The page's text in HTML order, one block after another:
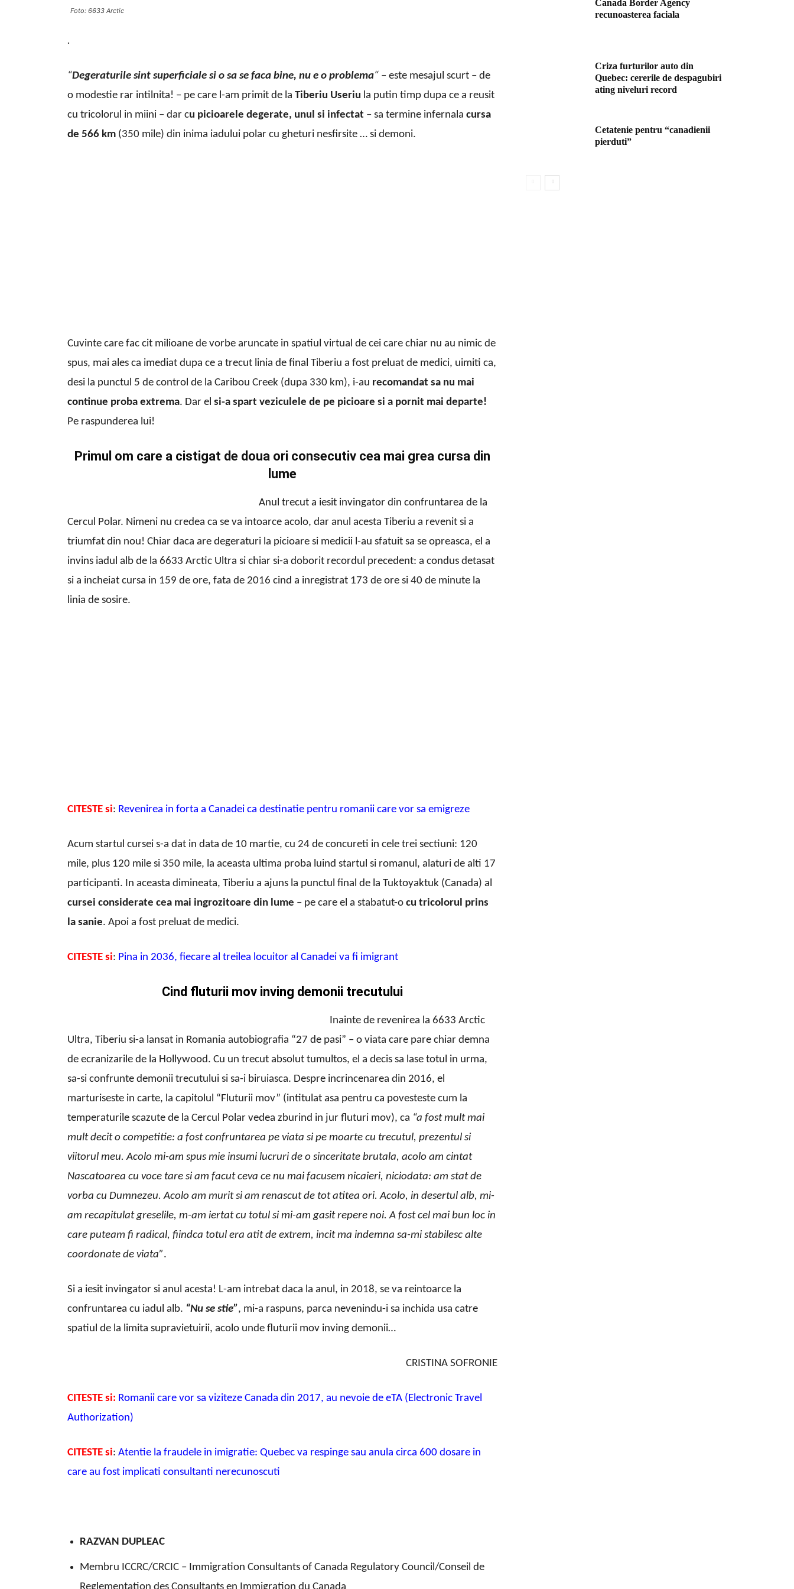
Foto: 6633 Arctic
.
“Degeraturile sint superficiale si o sa se faca bine, nu e o problema“ – este mesajul scurt – de
o modestie rar intilnita! – pe care l-am primit de la Tiberiu Useriu la putin timp dupa ce a reusit
cu tricolorul in miini – dar cu picioarele degerate, unul si infectat – sa termine infernala cursa
de 566 km (350 mile) din inima iadului polar cu gheturi nesfirsite … si demoni.
Cuvinte care fac cit milioane de vorbe aruncate in spatiul virtual de cei care chiar nu au nimic de
spus, mai ales ca imediat dupa ce a trecut linia de final Tiberiu a fost preluat de medici, uimiti ca,
desi la punctul 5 de control de la Caribou Creek (dupa 330 km), i-au recomandat sa nu mai
continue proba extrema. Dar el si-a spart veziculele de pe picioare si a pornit mai departe!
Pe raspunderea lui!
Primul om care a cistigat de doua ori consecutiv cea mai grea cursa din
lume
Anul trecut a iesit invingator din confruntarea de la
Cercul Polar. Nimeni nu credea ca se va intoarce acolo, dar anul acesta Tiberiu a revenit si a
triumfat din nou! Chiar daca are degeraturi la picioare si medicii l-au sfatuit sa se opreasca, el a
invins iadul alb de la 6633 Arctic Ultra si chiar si-a doborit recordul precedent: a condus detasat
si a incheiat cursa in 159 de ore, fata de 2016 cind a inregistrat 173 de ore si 40 de minute la
linia de sosire.
CITESTE si: Revenirea in forta a Canadei ca destinatie pentru romanii care vor sa emigreze
Acum startul cursei s-a dat in data de 10 martie, cu 24 de concureti in cele trei sectiuni: 120
mile, plus 120 mile si 350 mile, la aceasta ultima proba luind startul si romanul, alaturi de alti 17
participanti. In aceasta dimineata, Tiberiu a ajuns la punctul final de la Tuktoyaktuk (Canada) al
cursei considerate cea mai ingrozitoare din lume – pe care el a stabatut-o cu tricolorul prins
la sanie. Apoi a fost preluat de medici.
CITESTE si: Pina in 2036, fiecare al treilea locuitor al Canadei va fi imigrant
Cind fluturii mov inving demonii trecutului
Inainte de revenirea la 6633 Arctic
Ultra, Tiberiu si-a lansat in Romania autobiografia “27 de pasi” – o viata care pare chiar demna
de ecranizarile de la Hollywood. Cu un trecut absolut tumultos, el a decis sa lase totul in urma,
sa-si confrunte demonii trecutului si sa-i biruiasca. Despre incrincenarea din 2016, el
marturiseste in carte, la capitolul “Fluturii mov” (intitulat asa pentru ca povesteste cum la
temperaturile scazute de la Cercul Polar vedea zburind in jur fluturi mov), ca “a fost mult mai
mult decit o competitie: a fost confruntarea pe viata si pe moarte cu trecutul, prezentul si
viitorul meu. Acolo mi-am spus mie insumi lucruri de o sinceritate brutala, acolo am cintat
Nascatoarea cu voce tare si am facut ceva ce nu mai facusem nicaieri, niciodata: am stat de
vorba cu Dumnezeu. Acolo am murit si am renascut de tot atitea ori. Acolo, in desertul alb, mi-
am recapitulat greselile, m-am iertat cu totul si mi-am gasit repere noi. A fost cel mai bun loc in
care puteam fi radical, fiindca totul era atit de extrem, incit ma indemna sa-mi stabilesc alte
coordonate de viata”.
Si a iesit invingator si anul acesta! L-am intrebat daca la anul, in 2018, se va reintoarce la
confruntarea cu iadul alb. “Nu se stie”, mi-a raspuns, parca nevenindu-i sa inchida usa catre
spatiul de la limita supravietuirii, acolo unde fluturii mov inving demonii…
CRISTINA SOFRONIE
CITESTE si: Romanii care vor sa viziteze Canada din 2017, au nevoie de eTA (Electronic Travel
Authorization)
CITESTE si: Atentie la fraudele in imigratie: Quebec va respinge sau anula circa 600 dosare in
care au fost implicati consultanti nerecunoscuti
RAZVAN DUPLEAC
Membru ICCRC/CRCIC – Immigration Consultants of Canada Regulatory Council/Conseil de
Canada Border Agency
recunoasterea faciala
Criza furturilor auto din
Quebec: cererile de despagubiri
ating niveluri record
Cetatenie pentru “canadienii
pierduti”